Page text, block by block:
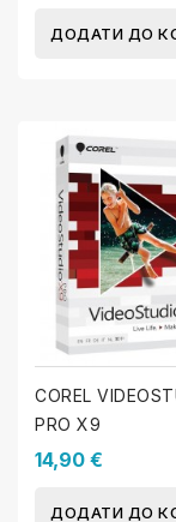
ДОДАТИ ДО
COREL
PRO X9
14,90 €
ДОДАТИ ДО